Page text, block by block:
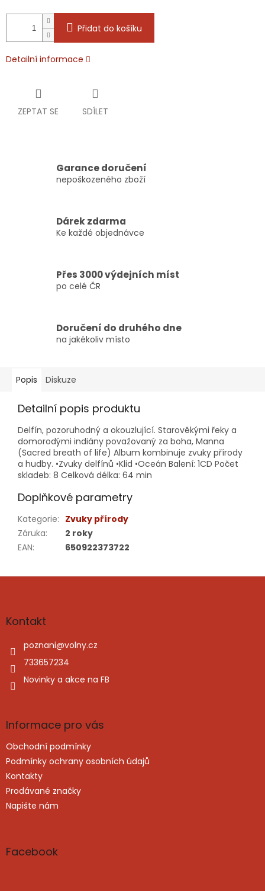
Přidat do košíku
Detailní informace
ZEPTAT SE SDÍLET
Garance doručení
nepoškozeného zboží
Dárek zdarma
Ke každé objednávce
Přes 3000 výdejních míst
po celé ČR
Doručení do druhého dne
na jakékoliv místo
Popis Diskuze
Detailní popis produktu
Delfín, pozoruhodný a okouzlující. Starověkými řeky a
domorodými indiány považovaný za boha, Manna
(Sacred breath of life) Album kombinuje zvuky přírody
a hudby. •Zvuky delfínů •Klid •Oceán Balení: 1CD Počet
skladeb: 8 Celková délka: 64 min
Doplňkové parametry
Kategorie: Zvuky přírody
Záruka:
2 roky
EAN: 650922373722
Z
aKontakt
poznani@volny.cz
733657234
Novinky a akce na FB
Informace pro vás
Obchodní podmínky
Podmínky ochrany osobních údajů
Kontakty
Prodávané značky
Napište nám
Facebook